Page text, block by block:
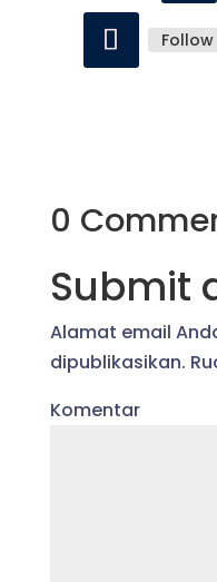
Follow
0
Submit
Alamat email
dipublikasikan.
Komentar